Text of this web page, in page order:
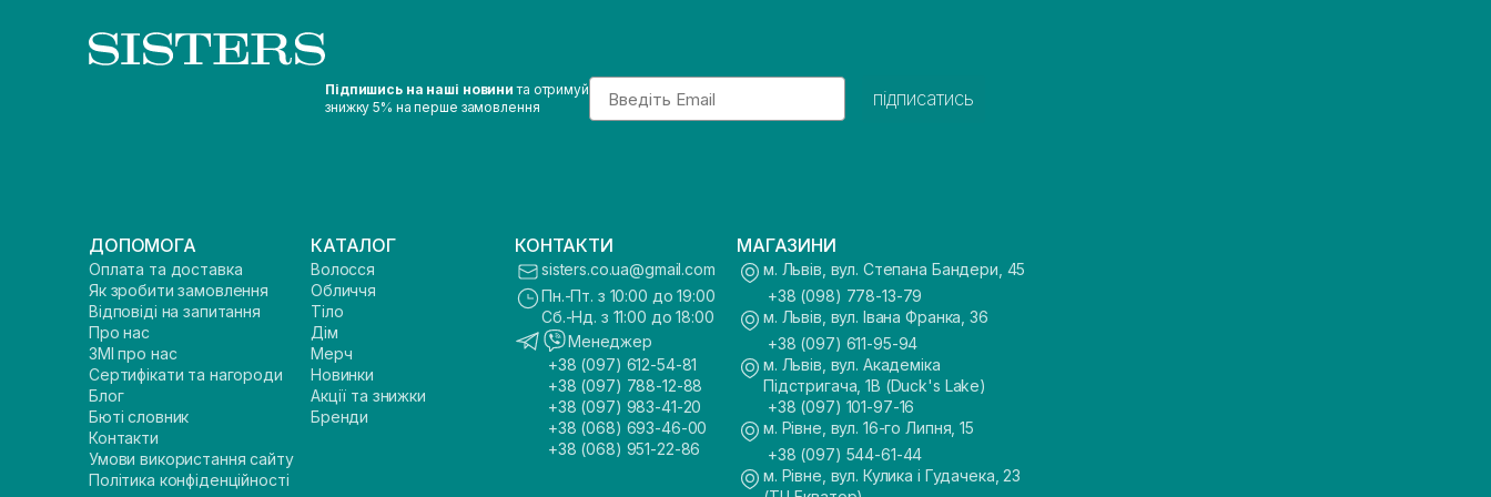
Підпишись на наші новини та отримуй
знижку 5% на перше замовлення
Email
підписатись
ДОПОМОГА
Оплата та доставка
Як зробити замовлення
Відповіді на запитання
Про нас
ЗМІ про нас
Сертифікати та нагороди
Блог
Бюті словник
Контакти
Умови використання сайту
Політика конфіденційності
КАТАЛОГ
Волосся
Обличчя
Тіло
Дім
Мерч
Новинки
Акції та знижки
Бренди
КОНТАКТИ
sisters.co.ua@gmail.com
Пн.-Пт. з 10:00 до 19:00
Сб.-Нд. з 11:00 до 18:00
Менеджер
+38 (097) 612-54-81
+38 (097) 788-12-88
+38 (097) 983-41-20
+38 (068) 693-46-00
+38 (068) 951-22-86
МАГАЗИНИ
м. Львів, вул. Степана Бандери, 45
+38 (098) 778-13-79
м. Львів, вул. Івана Франка, 36
+38 (097) 611-95-94
м. Львів, вул. Академіка
Підстригача, 1В (Duck's Lake)
+38 (097) 101-97-16
м. Рівне, вул. 16-го Липня, 15
+38 (097) 544-61-44
м. Рівне, вул. Кулика і Гудачека, 23